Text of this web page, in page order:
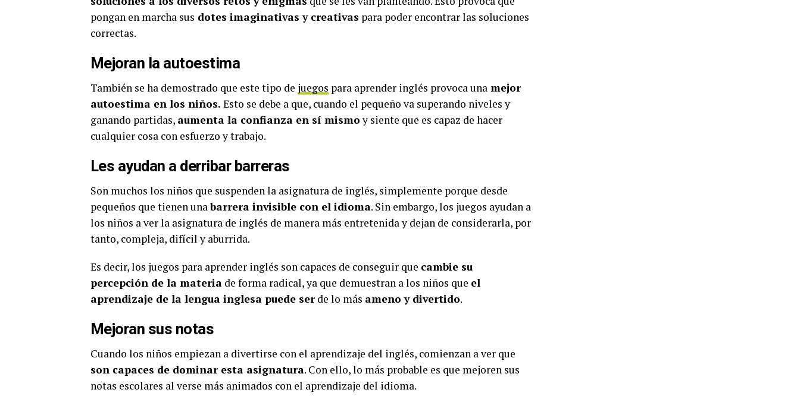
pongan en marcha sus dotes imaginativas y creativas para poder encontrar las soluciones
correctas.
Mejoran la autoestima
También se ha demostrado que este tipo de juegos para aprender inglés provoca una mejor
autoestima en los niños. Esto se debe a que, cuando el pequeño va superando niveles y
ganando partidas, aumenta la confianza en sí mismoy siente que es capaz de hacer
cualquier cosa con esfuerzo y trabajo.
Les ayudan a derribar barreras
Son muchos los niños que suspenden la asignatura de inglés, simplemente porque desde
pequeños que tienen unabarrera invisible con el idioma. Sin embargo, los juegos ayudan a
los niños a ver la asignatura de inglés de manera más entretenida y dejan de considerarla, por
tanto, compleja, difícil y aburrida.
Es decir, los juegos para aprender inglés son capaces de conseguir que cambie su
percepción de la materia de forma radical, ya que demuestran a los niños que el
aprendizaje de la lengua inglesa puede serde lo más ameno y divertido.
Mejoran sus notas
Cuando los niños empiezan a divertirse con el aprendizaje del inglés, comienzan a ver que
son capaces de dominar esta asignatura. Con ello, lo más probable es que mejoren sus
notas escolares al verse más animados con el aprendizaje del idioma.